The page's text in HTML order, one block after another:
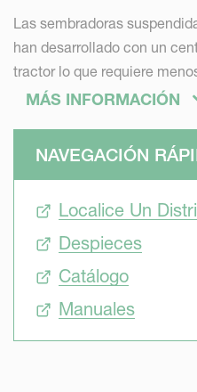
Las sembradoras
han desarrollado con un
tractor lo que requiere
potencia necesaria significa
Inteligencia
El objetivo es una
Kverneland y concentrarse
MÁS INFORMACIÓN
NAVEGACIÓN
Localice Un
Despieces
Catálogo
Manuales